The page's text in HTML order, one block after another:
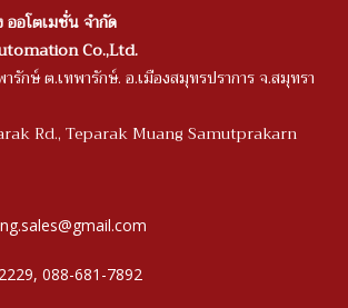
ออโตเมชั่น จำกัด
Co.,Ltd.
กษ์ ต.เทพารักษ์. อ.เมืองสมุทรปราการ จ.สมุทรา
Rd., Teparak Muang Samutprakarn
088-681-7892